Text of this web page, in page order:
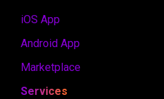
iOS App
Android App
Marketplace
Services